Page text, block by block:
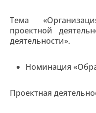
Тема
проектной
деятельности».
Номинация
Проектная